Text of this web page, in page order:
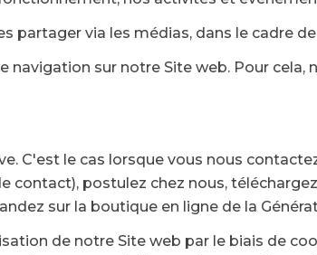
partager via les médias, dans le cadre
sur notre Site web. Pour cela,
C'est le cas lorsque vous nous
contact), postulez chez nous,
sur la boutique en ligne de la
de notre Site web par le biais de